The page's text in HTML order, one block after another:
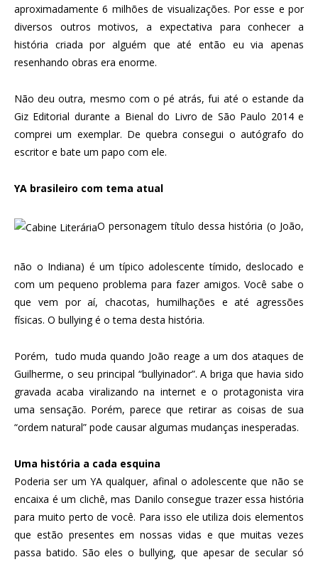
aproximadamente 6 milhões de visualizações. Por esse e por
diversos outros motivos, a expectativa para conhecer a
história criada por alguém que até então eu via apenas
resenhando obras era enorme.
Não deu outra, mesmo com o pé atrás, fui até o estande da
Giz Editorial durante a Bienal do Livro de São Paulo 2014 e
comprei um exemplar. De quebra consegui o autógrafo do
escritor e bate um papo com ele.
YA brasileiro com tema atual
O personagem título dessa história (o João,
não o Indiana) é um típico adolescente tímido, deslocado e
com um pequeno problema para fazer amigos. Você sabe o
que vem por aí, chacotas, humilhações e até agressões
físicas. O bullying é o tema desta história.
Porém, tudo muda quando João reage a um dos ataques de
Guilherme, o seu principal “bullyinador”. A briga que havia sido
gravada acaba viralizando na internet e o protagonista vira
uma sensação. Porém, parece que retirar as coisas de sua
“ordem natural” pode causar algumas mudanças inesperadas.
Uma história a cada esquina
Poderia ser um YA qualquer, afinal o adolescente que não se
encaixa é um clichê, mas Danilo consegue trazer essa história
para muito perto de você. Para isso ele utiliza dois elementos
que estão presentes em nossas vidas e que muitas vezes
passa batido. São eles o bullying, que apesar de secular só